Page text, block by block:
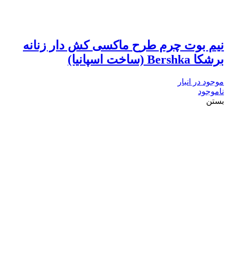
نیم بوت چرم طرح ماکسی کش دار زنانه
برشکا Bershka (ساخت اسپانیا)
موجود در انبار
ناموجود
بستن